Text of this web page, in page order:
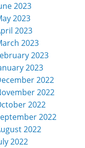
2023
2023
2023
2023
2023
2023
2022
2022
2022
2022
2022
2022